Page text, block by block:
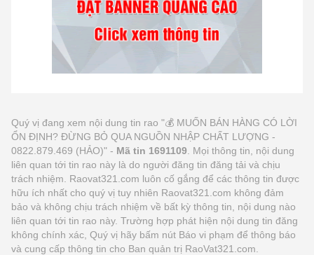
Quý vị đang xem nội dung tin rao "💰 MUỐN BÁN HÀNG CÓ LỜI
ỔN ĐỊNH? ĐỪNG BỎ QUA NGUỒN NHẬP CHẤT LƯỢNG -
0822.879.469 (HẢO)" - Mã tin 1691109 . Mọi thông tin, nội dung
liên quan tới tin rao này là do người đăng tin đăng tải và chịu
trách nhiệm. Raovat321.com luôn cố gắng để các thông tin được
hữu ích nhất cho quý vị tuy nhiên Raovat321.com không đảm
bảo và không chịu trách nhiệm về bất kỳ thông tin, nội dung nào
liên quan tới tin rao này. Trường hợp phát hiện nội dung tin đăng
không chính xác, Quý vị hãy bấm nút Báo vi phạm để thông báo
và cung cấp thông tin cho Ban quản trị RaoVat321.com.